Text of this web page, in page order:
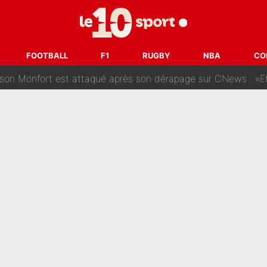
FOOTBALL F1 RUGBY NBA
nouveaux joueurs : L’IA dévoile les 5 cracks qui pourraient
McCourt, démission de Roberto De Zerbi : Medhi Benatia se lâche sur son
est attaqué après son dérapage sur CNews : «Et lui, il prend